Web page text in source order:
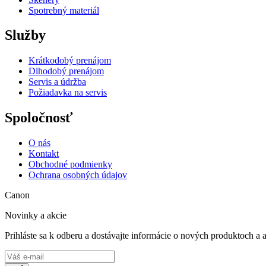
Spotrebný materiál
Služby
Krátkodobý prenájom
Dlhodobý prenájom
Servis a údržba
Požiadavka na servis
Spoločnosť
O nás
Kontakt
Obchodné podmienky
Ochrana osobných údajov
Canon
Novinky a akcie
Prihláste sa k odberu a dostávajte informácie o nových produktoch a